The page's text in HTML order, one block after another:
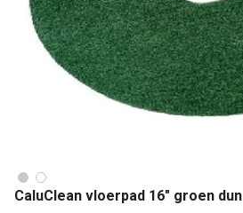
CaluClean vloerpad 16" groen dun